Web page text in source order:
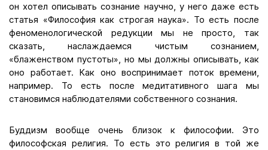
он хотел описывать сознание научно, у него даже есть
статья «Философия как строгая наука». То есть после
феноменологической редукции мы не просто, так
сказать, наслаждаемся чистым сознанием,
«блаженством пустоты», но мы должны описывать, как
оно работает. Как оно воспринимает поток времени,
например. То есть после медитативного шага мы
становимся наблюдателями собственного сознания.
Буддизм вообще очень близок к философии. Это
философская религия. То есть это религия в той же